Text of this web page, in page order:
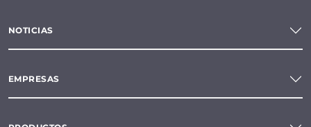
NOTICIAS
EMPRESAS